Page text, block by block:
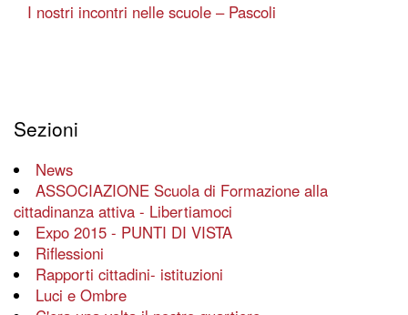
I nostri incontri nelle scuole – Pascoli
Sezioni
News
ASSOCIAZIONE Scuola di Formazione alla
cittadinanza attiva - Libertiamoci
Expo 2015 - PUNTI DI VISTA
Riflessioni
Rapporti cittadini- istituzioni
Luci e Ombre